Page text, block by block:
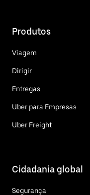
Produtos
Viagem
Dirigir
Entregas
Uber para Empresas
Uber Freight
Cidadania global
Segurança